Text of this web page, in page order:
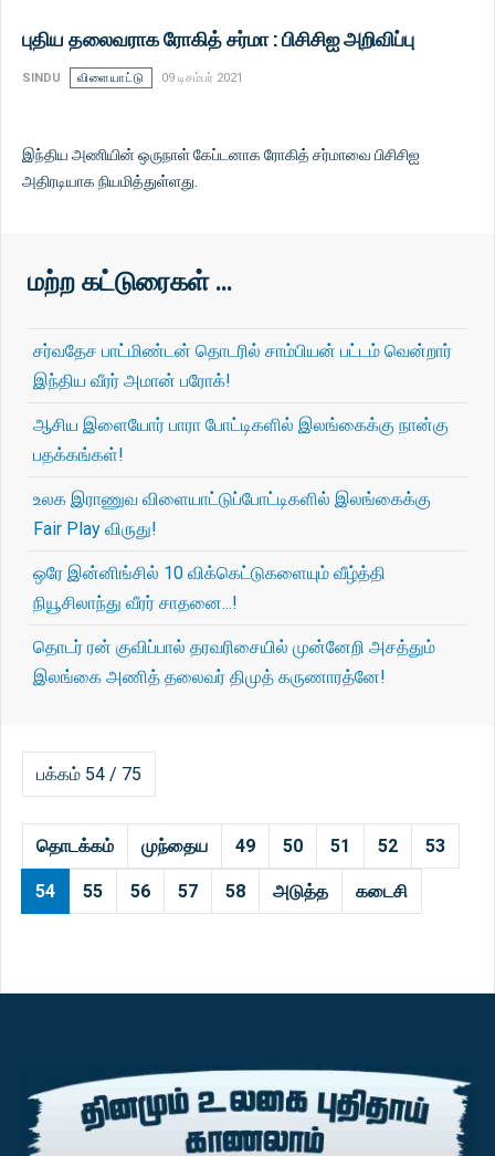
புதிய தலைவராக ரோகித் சர்மா : பிசிசிஐ அறிவிப்பு
SINDU விளையாட்டு 09 டிசம்பர் 2021
இந்திய அணியின் ஒருநாள் கேப்டனாக ரோகித் சர்மாவை பிசிசிஐ
அதிரடியாக நியமித்துள்ளது.
மற்ற கட்டுரைகள் …
சர்வதேச பாட்மிண்டன் தொடரில் சாம்பியன் பட்டம் வென்றார்
இந்திய வீரர் அமான் பரோக்!
ஆசிய இளையோர் பாரா போட்டிகளில் இலங்கைக்கு நான்கு
பதக்கங்கள்!
உலக இராணுவ விளையாட்டுப்போட்டிகளில் இலங்கைக்கு
Fair Play விருது!
ஒரே இன்னிங்சில் 10 விக்கெட்டுகளையும் வீழ்த்தி
நியூசிலாந்து வீரர் சாதனை...!
தொடர் ரன் குவிப்பால் தரவரிசையில் முன்னேறி அசத்தும்
இலங்கை அணித் தலைவர் திமுத் கருணாரத்னே!
பக்கம் 54 / 75
தொடக்கம் முந்தைய 49 50 51 52 53
54 55 56 57 58 அடுத்த கடைசி